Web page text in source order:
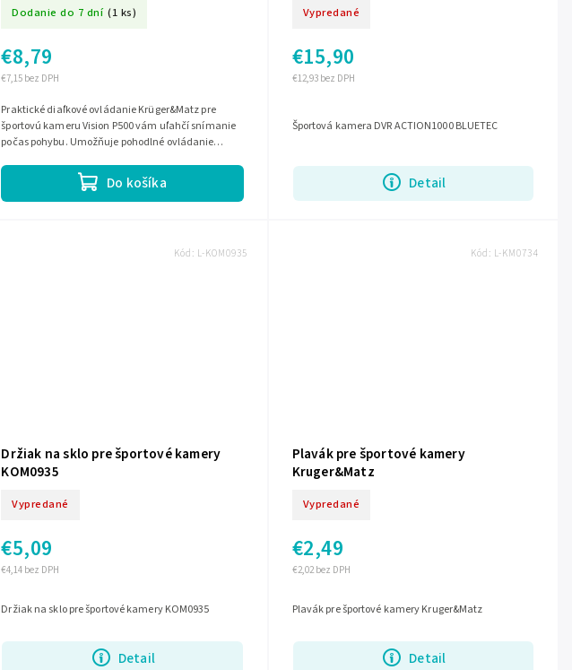
Dodanie do 7 dní (1 ks)
€7,15 bez DPH
€8,79
Do košíka
Praktické diaľkové ovládanie Krüger&Matz pre
športovú kameru Vision P500 vám uľahčí snímanie
počas pohybu. Umožňuje pohodlné ovládanie
Vypredané
€12,93 bez DPH
€15,90
Detail
Športová kamera DVR ACTION1000 BLUETEC
Držiak na sklo pre športové kamery
KOM0935
Vypredané
€4,14 bez DPH
€5,09
Detail
Držiak na sklo pre športové kamery KOM0935
Kód: L-KOM0935
Plavák pre športové kamery
Kruger&Matz
Vypredané
€2,02 bez DPH
€2,49
Detail
Plavák pre športové kamery Kruger&Matz
Kód: L-KM0734